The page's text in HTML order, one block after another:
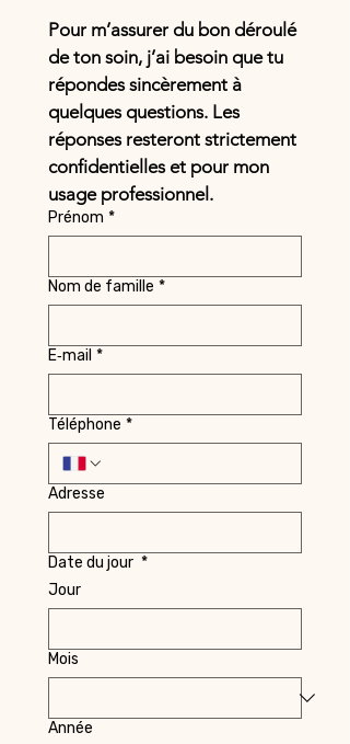
Pour m’assurer du bon déroulé
de ton soin, j’ai besoin que tu
répondes sincèrement à
quelques questions. Les
réponses resteront strictement
confidentielles et pour mon
usage professionnel.
Prénom *
Nom de famille *
E‑mail *
Téléphone *
Adresse
Date du jour *
Jour
Mois
Année